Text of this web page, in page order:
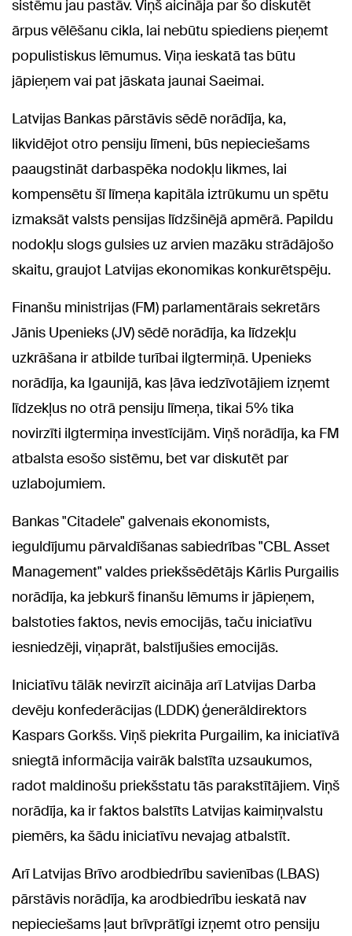
sistēmu jau pastāv. Viņš aicināja par šo diskutēt
ārpus vēlēšanu cikla, lai nebūtu spiediens pieņemt
populistiskus lēmumus. Viņa ieskatā tas būtu
jāpieņem vai pat jāskata jaunai Saeimai.
Latvijas Bankas pārstāvis sēdē norādīja, ka,
likvidējot otro pensiju līmeni, būs nepieciešams
paaugstināt darbaspēka nodokļu likmes, lai
kompensētu šī līmeņa kapitāla iztrūkumu un spētu
izmaksāt valsts pensijas līdzšinējā apmērā. Papildu
nodokļu slogs gulsies uz arvien mazāku strādājošo
skaitu, graujot Latvijas ekonomikas konkurētspēju.
Finanšu ministrijas (FM) parlamentārais sekretārs
Jānis Upenieks (JV) sēdē norādīja, ka līdzekļu
uzkrāšana ir atbilde turībai ilgtermiņā. Upenieks
norādīja, ka Igaunijā, kas ļāva iedzīvotājiem izņemt
līdzekļus no otrā pensiju līmeņa, tikai 5% tika
novirzīti ilgtermiņa investīcijām. Viņš norādīja, ka FM
atbalsta esošo sistēmu, bet var diskutēt par
uzlabojumiem.
Bankas "Citadele" galvenais ekonomists,
ieguldījumu pārvaldīšanas sabiedrības "CBL Asset
Management" valdes priekšsēdētājs Kārlis Purgailis
norādīja, ka jebkurš finanšu lēmums ir jāpieņem,
balstoties faktos, nevis emocijās, taču iniciatīvu
iesniedzēji, viņaprāt, balstījušies emocijās.
Iniciatīvu tālāk nevirzīt aicināja arī Latvijas Darba
devēju konfederācijas (LDDK) ģenerāldirektors
Kaspars Gorkšs. Viņš piekrita Purgailim, ka iniciatīvā
sniegtā informācija vairāk balstīta uzsaukumos,
radot maldinošu priekšstatu tās parakstītājiem. Viņš
norādīja, ka ir faktos balstīts Latvijas kaimiņvalstu
piemērs, ka šādu iniciatīvu nevajag atbalstīt.
Arī Latvijas Brīvo arodbiedrību savienības (LBAS)
pārstāvis norādīja, ka arodbiedrību ieskatā nav
nepieciešams ļaut brīvprātīgi izņemt otro pensiju